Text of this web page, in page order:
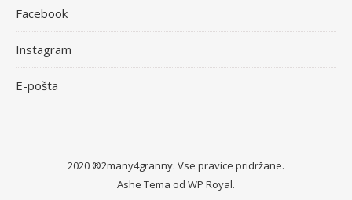
Facebook
Instagram
E-pošta
2020 ®2many4granny. Vse pravice pridržane.
Ashe Tema od WP Royal.